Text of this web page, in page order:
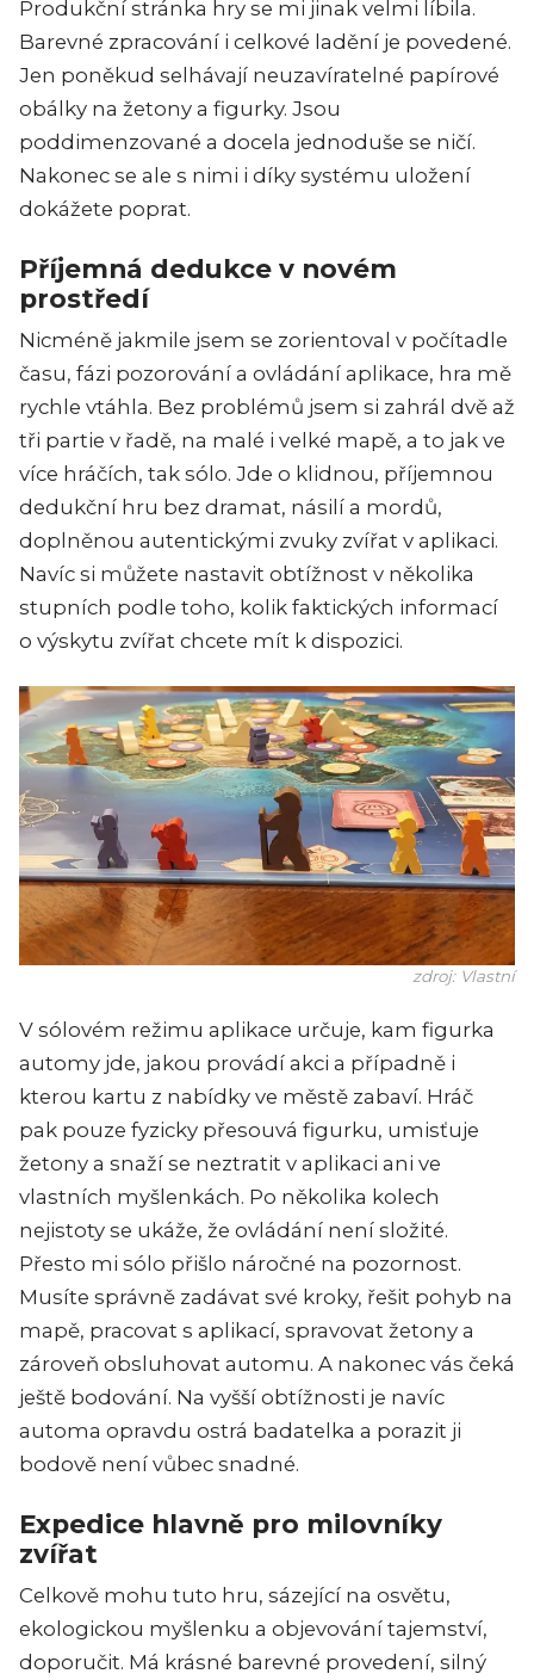
Produkční stránka hry se mi jinak velmi líbila.
Barevné zpracování i celkové ladění je povedené.
Jen poněkud selhávají neuzavíratelné papírové
obálky na žetony a figurky. Jsou
poddimenzované a docela jednoduše se ničí.
Nakonec se ale s nimi i díky systému uložení
dokážete poprat.
Příjemná dedukce v novém
prostředí
Nicméně jakmile jsem se zorientoval v počítadle
času, fázi pozorování a ovládání aplikace, hra mě
rychle vtáhla. Bez problémů jsem si zahrál dvě až
tři partie v řadě, na malé i velké mapě, a to jak ve
více hráčích, tak sólo. Jde o klidnou, příjemnou
dedukční hru bez dramat, násilí a mordů,
doplněnou autentickými zvuky zvířat v aplikaci.
Navíc si můžete nastavit obtížnost v několika
stupních podle toho, kolik faktických informací
o výskytu zvířat chcete mít k dispozici.
zdroj: Vlastní
V sólovém režimu aplikace určuje, kam figurka
automy jde, jakou provádí akci a případně i
kterou kartu z nabídky ve městě zabaví. Hráč
pak pouze fyzicky přesouvá figurku, umisťuje
žetony a snaží se neztratit v aplikaci ani ve
vlastních myšlenkách. Po několika kolech
nejistoty se ukáže, že ovládání není složité.
Přesto mi sólo přišlo náročné na pozornost.
Musíte správně zadávat své kroky, řešit pohyb na
mapě, pracovat s aplikací, spravovat žetony a
zároveň obsluhovat automu. A nakonec vás čeká
ještě bodování. Na vyšší obtížnosti je navíc
automa opravdu ostrá badatelka a porazit ji
bodově není vůbec snadné.
Expedice hlavně pro milovníky
zvířat
Celkově mohu tuto hru, sázející na osvětu,
ekologickou myšlenku a objevování tajemství,
doporučit. Má krásné barevné provedení, silný